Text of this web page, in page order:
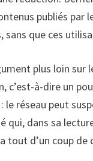
publiés par
sans que ces
plus loin
c’est-à-dire un
le réseau peut
qui, dans sa
tout d’un coup